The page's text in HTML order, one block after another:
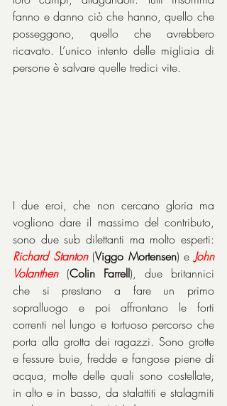
fanno e danno ciò che hanno, quello che
posseggono, quello che avrebbero
ricavato. L’unico intento delle migliaia di
persone è salvare quelle tredici vite.
I due eroi, che non cercano gloria ma
vogliono dare il massimo del contributo,
Richard Stanton (Viggo Mortensen) e John
Volanthen (Colin Farrell), due britannici
che si prestano a fare un primo
sopralluogo e poi affrontano le forti
correnti nel lungo e tortuoso percorso che
porta alla grotta dei ragazzi. Sono grotte
e fessure buie, fredde e fangose piene di
acqua, molte delle quali sono costellate,
in alto e in basso, da stalattiti e stalagmiti